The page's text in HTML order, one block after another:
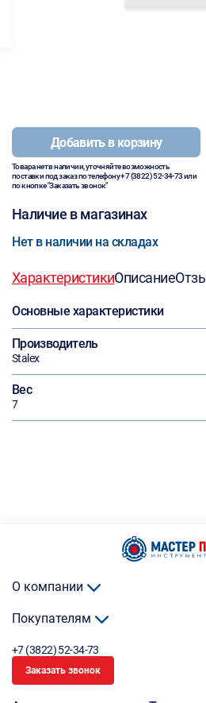
Добавить в корзину
Товара нет в наличии, уточняйте возможность
поставки под заказ по телефону+7 (3822) 52-34-73или
по кнопке "Заказать звонок"
Наличие в магазинах
Нет в наличии на складах
ХарактеристикиОписание
Основные характеристики
Производитель
Stalex
Вес
7
О компании
Покупателям
+7 (3822) 52-34-73
Заказать звонок